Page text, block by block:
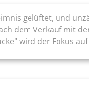
gelüftet, und
dem Verkauf mit
wird der Fokus